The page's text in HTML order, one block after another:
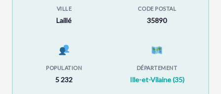
VILLE
Laillé
CODE POSTAL
35890
POPULATION
5 232
DÉPARTEMENT
Ille-et-Vilaine (35)